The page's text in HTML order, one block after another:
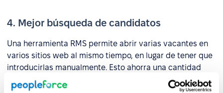
4. Mejor búsqueda de candidatos
Una herramienta RMS permite abrir varias vacantes en
varios sitios web al mismo tiempo, en lugar de tener que
introducirlas manualmente. Esto ahorra una cantidad
considerable de tiempo y amplía significativamente la
cartera de candidatos.